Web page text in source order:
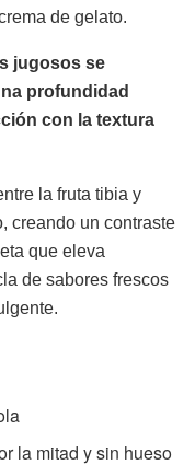
de gelato.
jugosos se
profundidad
con la textura
la fruta tibia y
creando un contraste
que eleva
de sabores frescos
la mitad y sin hueso